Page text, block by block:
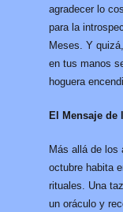
agradecer lo
para la
Meses. Y
en tus manos
hoguera
El Mensaje de
Más allá de los
octubre habita
rituales. Una
un oráculo y